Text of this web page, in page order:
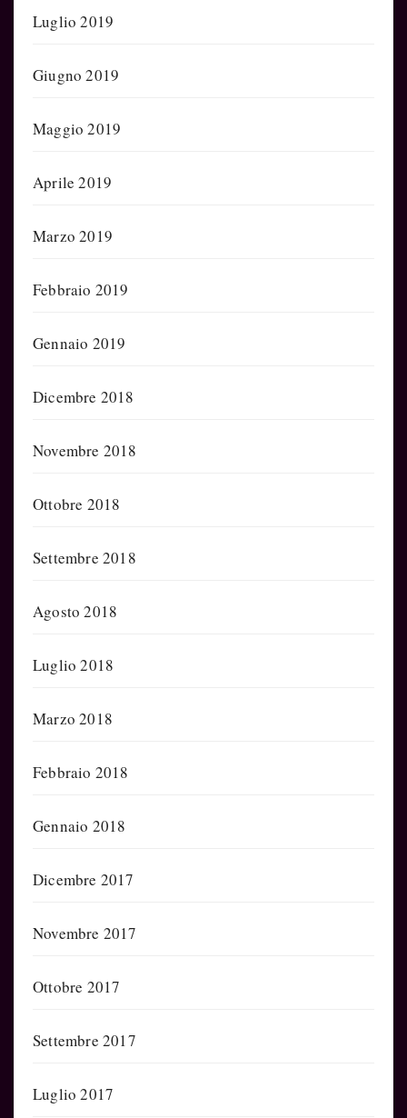
Luglio 2019
Giugno 2019
Maggio 2019
Aprile 2019
Marzo 2019
Febbraio 2019
Gennaio 2019
Dicembre 2018
Novembre 2018
Ottobre 2018
Settembre 2018
Agosto 2018
Luglio 2018
Marzo 2018
Febbraio 2018
Gennaio 2018
Dicembre 2017
Novembre 2017
Ottobre 2017
Settembre 2017
Luglio 2017